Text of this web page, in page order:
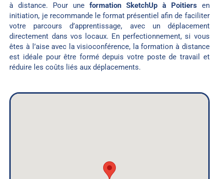
à distance. Pour une formation SketchUp à Poitiers en
initiation, je recommande le format présentiel afin de faciliter
votre parcours d’apprentissage, avec un déplacement
directement dans vos locaux. En perfectionnement, si vous
êtes à l’aise avec la visioconférence, la formation à distance
est idéale pour être formé depuis votre poste de travail et
réduire les coûts liés aux déplacements.